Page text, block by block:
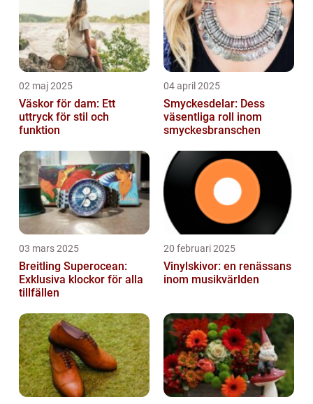
02 maj 2025
Väskor för dam: Ett
uttryck för stil och
funktion
04 april 2025
Smyckesdelar: Dess
väsentliga roll inom
smyckesbranschen
03 mars 2025
Breitling Superocean:
Exklusiva klockor för alla
tillfällen
20 februari 2025
Vinylskivor: en renässans
inom musikvärlden